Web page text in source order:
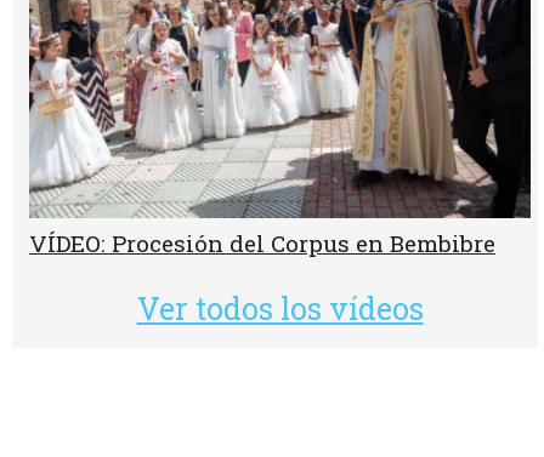
VÍDEO: Procesión del Corpus en Bembibre
Ver todos los vídeos